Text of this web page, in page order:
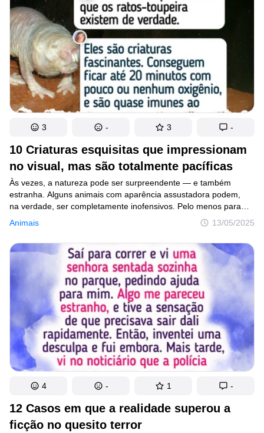
10 Criaturas esquisitas que impressionam
no visual, mas são totalmente pacíficas
Animais 13/05/2025
Às vezes, a natureza pode ser surpreendente — e também
estranha. Alguns animais com aparência assustadora podem,
na verdade, ser completamente inofensivos. Pelo menos para
nós, humanos, já que a maioria deles se alimenta apenas
de plantas, insetos ou animais menores. Ainda assim, encontrar
um desses seres ao vivo pode dar um susto. Por isso, o ideal
é manter a calma e evitar incomodá-los.
3 - 3 -
12 Casos em que a realidade superou a
ficção no quesito terror
4 - 1 -